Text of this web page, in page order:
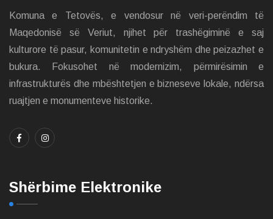
Komuna e Tetovës, e vendosur në veri-perëndim të
Maqedonisë së Veriut, njihet për trashëgiminë e saj
kulturore të pasur, komunitetin e ndryshëm dhe peizazhet e
bukura. Fokusohet në modernizim, përmirësimin e
infrastrukturës dhe mbështetjen e bizneseve lokale, ndërsa
ruajtjen e monumenteve historike.
Shërbime Elektronike